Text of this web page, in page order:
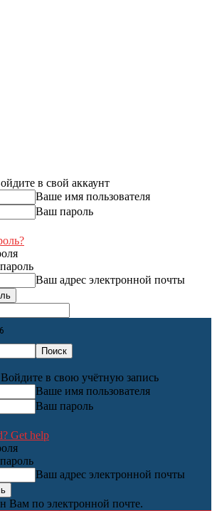
в свой аккаунт
Ваше имя пользователя
Ваш пароль
Ваш адрес электронной почты
в свою учётную запись
Ваше имя пользователя
Ваш пароль
Get help
Ваш адрес электронной почты
Вам по электронной почте.